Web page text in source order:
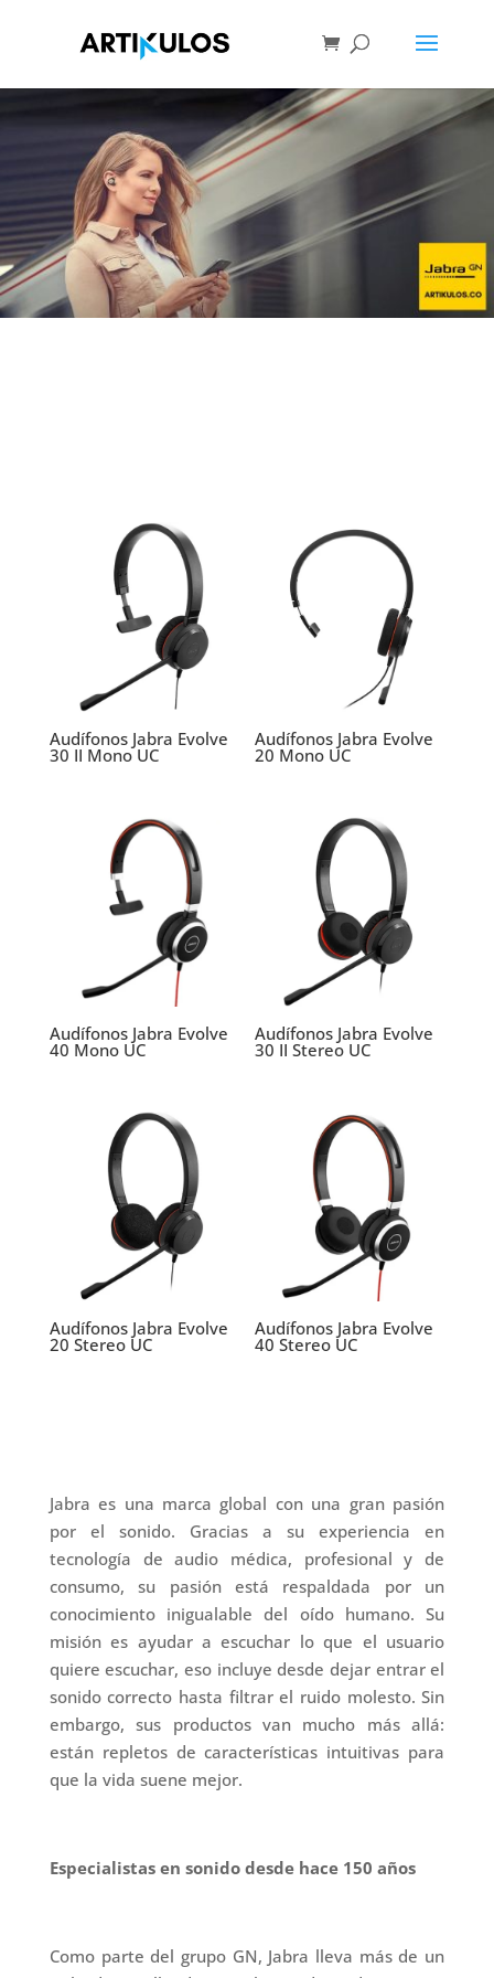
Audífonos Jabra Evolve
30 II Mono UC
Audífonos Jabra Evolve
20 Mono UC
Audífonos Jabra Evolve
40 Mono UC
Audífonos Jabra Evolve
30 II Stereo UC
Audífonos Jabra Evolve
20 Stereo UC
Audífonos Jabra Evolve
40 Stereo UC
Jabra es una marca global con una gran pasión
por el sonido. Gracias a su experiencia en
tecnología de audio médica, profesional y de
consumo, su pasión está respaldada por un
conocimiento inigualable del oído humano. Su
misión es ayudar a escuchar lo que el usuario
quiere escuchar, eso incluye desde dejar entrar el
sonido correcto hasta filtrar el ruido molesto. Sin
embargo, sus productos van mucho más allá:
están repletos de características intuitivas para
que la vida suene mejor.
Especialistas en sonido desde hace 150 años
Como parte del grupo GN, Jabra lleva más de un